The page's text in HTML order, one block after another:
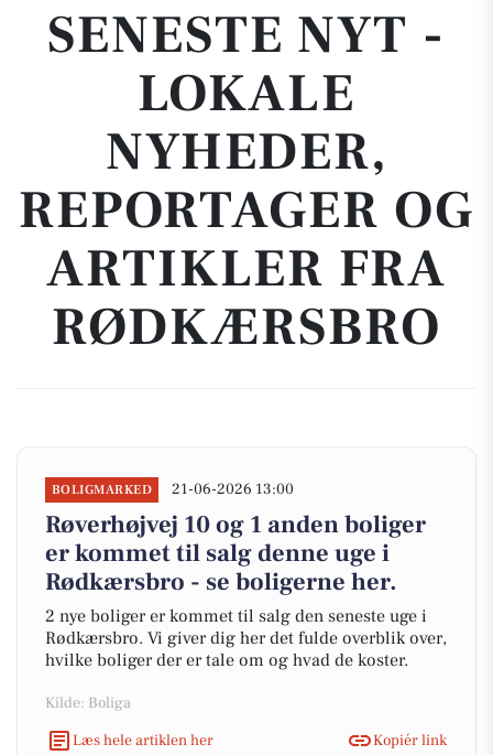
SENESTE NYT -
LOKALE
NYHEDER,
REPORTAGER OG
ARTIKLER FRA
RØDKÆRSBRO
BOLIGMARKED 21-06-2026 13:00
Røverhøjvej 10 og 1 anden boliger
er kommet til salg denne uge i
Rødkærsbro - se boligerne her.
2 nye boliger er kommet til salg den seneste uge i
Rødkærsbro. Vi giver dig her det fulde overblik over,
hvilke boliger der er tale om og hvad de koster.
Kilde: Boliga
Læs hele artiklen her
Kopiér link